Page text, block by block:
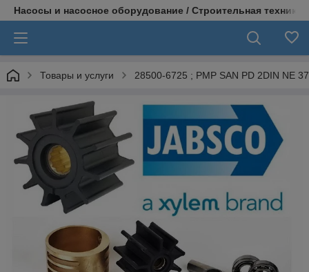
Насосы и насосное оборудование / Строительная техника
Товары и услуги 28500-6725 ; PMP SAN PD 2DIN NE